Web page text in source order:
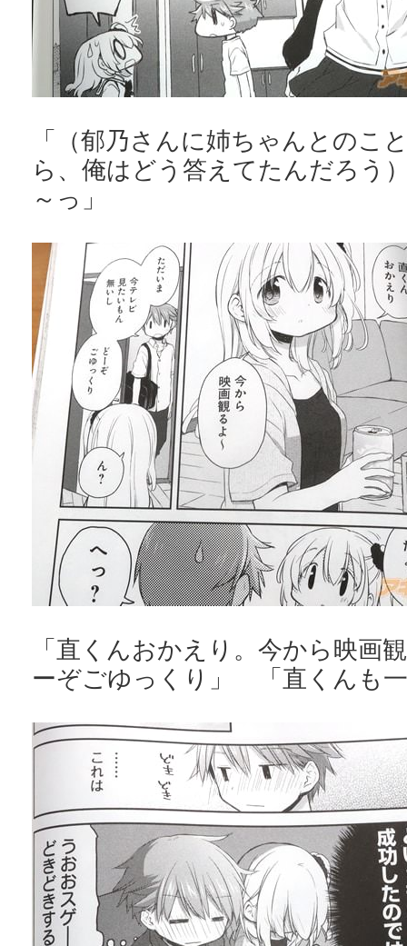
「（郁乃さんに姉ちゃんとのこ
ら、俺はどう答えてたんだろう
～っ」
「直くんおかえり。今から映画
ーぞごゆっくり」 「直くんも